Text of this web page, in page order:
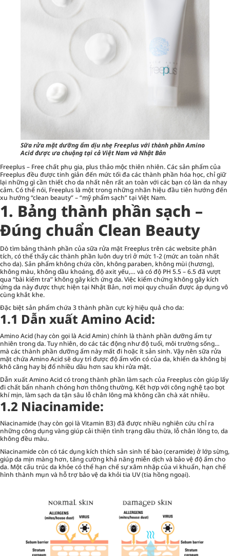
Sữa rửa mặt dưỡng ẩm dịu nhẹ Freeplus với thành phần Amino
Acid được ưa chuộng tại cả Việt Nam và Nhật Bản
Freeplus – Free chất phụ gia, plus thảo mộc thiên nhiên. Các sản phẩm của
Freeplus đều được tinh giản đến mức tối đa các thành phần hóa học, chỉ giữ
lại những gì cần thiết cho da nhất nên rất an toàn với các bạn có làn da nhạy
cảm. Có thể nói, Freeplus là một trong những nhãn hiệu đầu tiên hướng đến
xu hướng “clean beauty” – “mỹ phẩm sạch” tại Việt Nam.
1. Bảng thành phần sạch –
Đúng chuẩn Clean Beauty
Dò tìm bảng thành phần của sữa rửa mặt Freeplus trên các website phân
tích, có thể thấy các thành phần luôn duy trì ở mức 1-2 (mức an toàn nhất
cho da). Sản phẩm không chứa cồn, không paraben, không mùi (hương),
không màu, không dầu khoáng, độ axit yếu,… và có độ PH 5.5 – 6.5 đã vượt
qua “bài kiểm tra” không gây kích ứng da. Việc kiểm chứng không gây kích
ứng da này được thực hiện tại Nhật Bản, nơi mọi quy chuẩn được áp dụng vô
cùng khắt khe.
Đặc biệt sản phẩm chứa 3 thành phần cực kỳ hiệu quả cho da:
1.1 Dẫn xuất Amino Acid:
Amino Acid (hay còn gọi là Acid Amin) chính là thành phần dưỡng ẩm tự
nhiên trong da. Tuy nhiên, do các tác động như độ tuổi, môi trường sống…
mà các thành phần dưỡng ẩm này mất đi hoặc ít sản sinh. Vậy nên sữa rửa
mặt chứa Amino Acid sẽ duy trì được độ ẩm vốn có của da, khiến da không bị
khô căng hay bị đổ nhiều dầu hơn sau khi rửa mặt.
Dẫn xuất Amino Acid có trong thành phần làm sạch của Freeplus còn giúp lấy
đi chất bẩn nhanh chóng hơn thông thường. Kết hợp với công nghệ tạo bọt
khí mịn, làm sạch da tận sâu lỗ chân lông mà không cần chà xát nhiều.
1.2 Niacinamide:
Niacinamide (hay còn gọi là Vitamin B3) đã được nhiều nghiên cứu chỉ ra
những công dụng vàng giúp cải thiện tình trạng dầu thừa, lỗ chân lông to, da
không đều màu.
Niacinamide còn có tác dụng kích thích sản sinh tế bào (ceramide) ở lớp sừng,
giúp da mịn màng hơn, tăng cường khả năng miễn dịch và bảo vệ độ ẩm cho
da. Một cấu trúc da khỏe có thể hạn chế sự xâm nhập của vi khuẩn, hạn chế
hình thành mụn và hỗ trợ bảo vệ da khỏi tia UV (tia hồng ngoại).